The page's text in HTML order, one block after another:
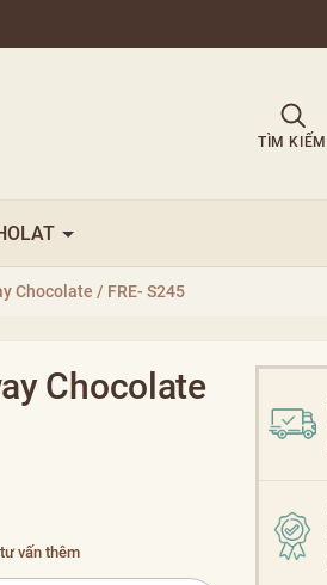
TÌM KIẾM
Chocolate / FRE- S245
Chocolate
vấn thêm